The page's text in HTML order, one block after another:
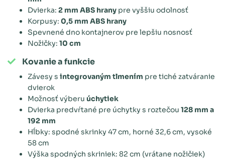
Dvierka: 2 mm ABS hrany pre vyššiu odolnosť
Korpusy: 0,5 mm ABS hrany
Spevnené dno kontajnerov pre lepšiu nosnosť
Nožičky: 10 cm
Kovanie a funkcie
Závesy s integrovaným tlmením pre tiché zatváranie
dvierok
Možnosť výberu úchytiek
Dvierka predvŕtané pre úchytky s roztečou 128 mm a
192 mm
Hĺbky: spodné skrinky 47 cm, horné 32,6 cm, vysoké
58 cm
Výška spodných skriniek: 82 cm (vrátane nožičiek)